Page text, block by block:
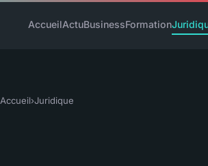
AccueilActuBusinessFormation
Accueil›Juridique